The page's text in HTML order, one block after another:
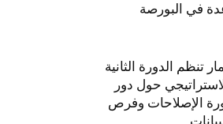
في البورصة
تنظم الدورة الثانية
حول دور
الإصلاحات وفرص